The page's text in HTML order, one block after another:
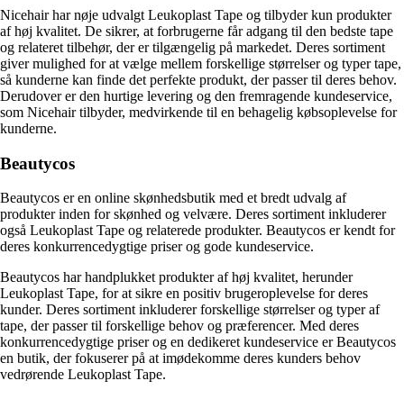
Nicehair har nøje udvalgt Leukoplast Tape og tilbyder kun produkter
af høj kvalitet. De sikrer, at forbrugerne får adgang til den bedste tape
og relateret tilbehør, der er tilgængelig på markedet. Deres sortiment
giver mulighed for at vælge mellem forskellige størrelser og typer tape,
så kunderne kan finde det perfekte produkt, der passer til deres behov.
Derudover er den hurtige levering og den fremragende kundeservice,
som Nicehair tilbyder, medvirkende til en behagelig købsoplevelse for
kunderne.
Beautycos
Beautycos er en online skønhedsbutik med et bredt udvalg af
produkter inden for skønhed og velvære. Deres sortiment inkluderer
også Leukoplast Tape og relaterede produkter. Beautycos er kendt for
deres konkurrencedygtige priser og gode kundeservice.
Beautycos har handplukket produkter af høj kvalitet, herunder
Leukoplast Tape, for at sikre en positiv brugeroplevelse for deres
kunder. Deres sortiment inkluderer forskellige størrelser og typer af
tape, der passer til forskellige behov og præferencer. Med deres
konkurrencedygtige priser og en dedikeret kundeservice er Beautycos
en butik, der fokuserer på at imødekomme deres kunders behov
vedrørende Leukoplast Tape.